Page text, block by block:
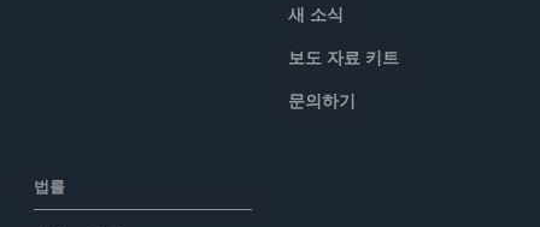
새 소식
보도 자료 키트
문의하기
법률